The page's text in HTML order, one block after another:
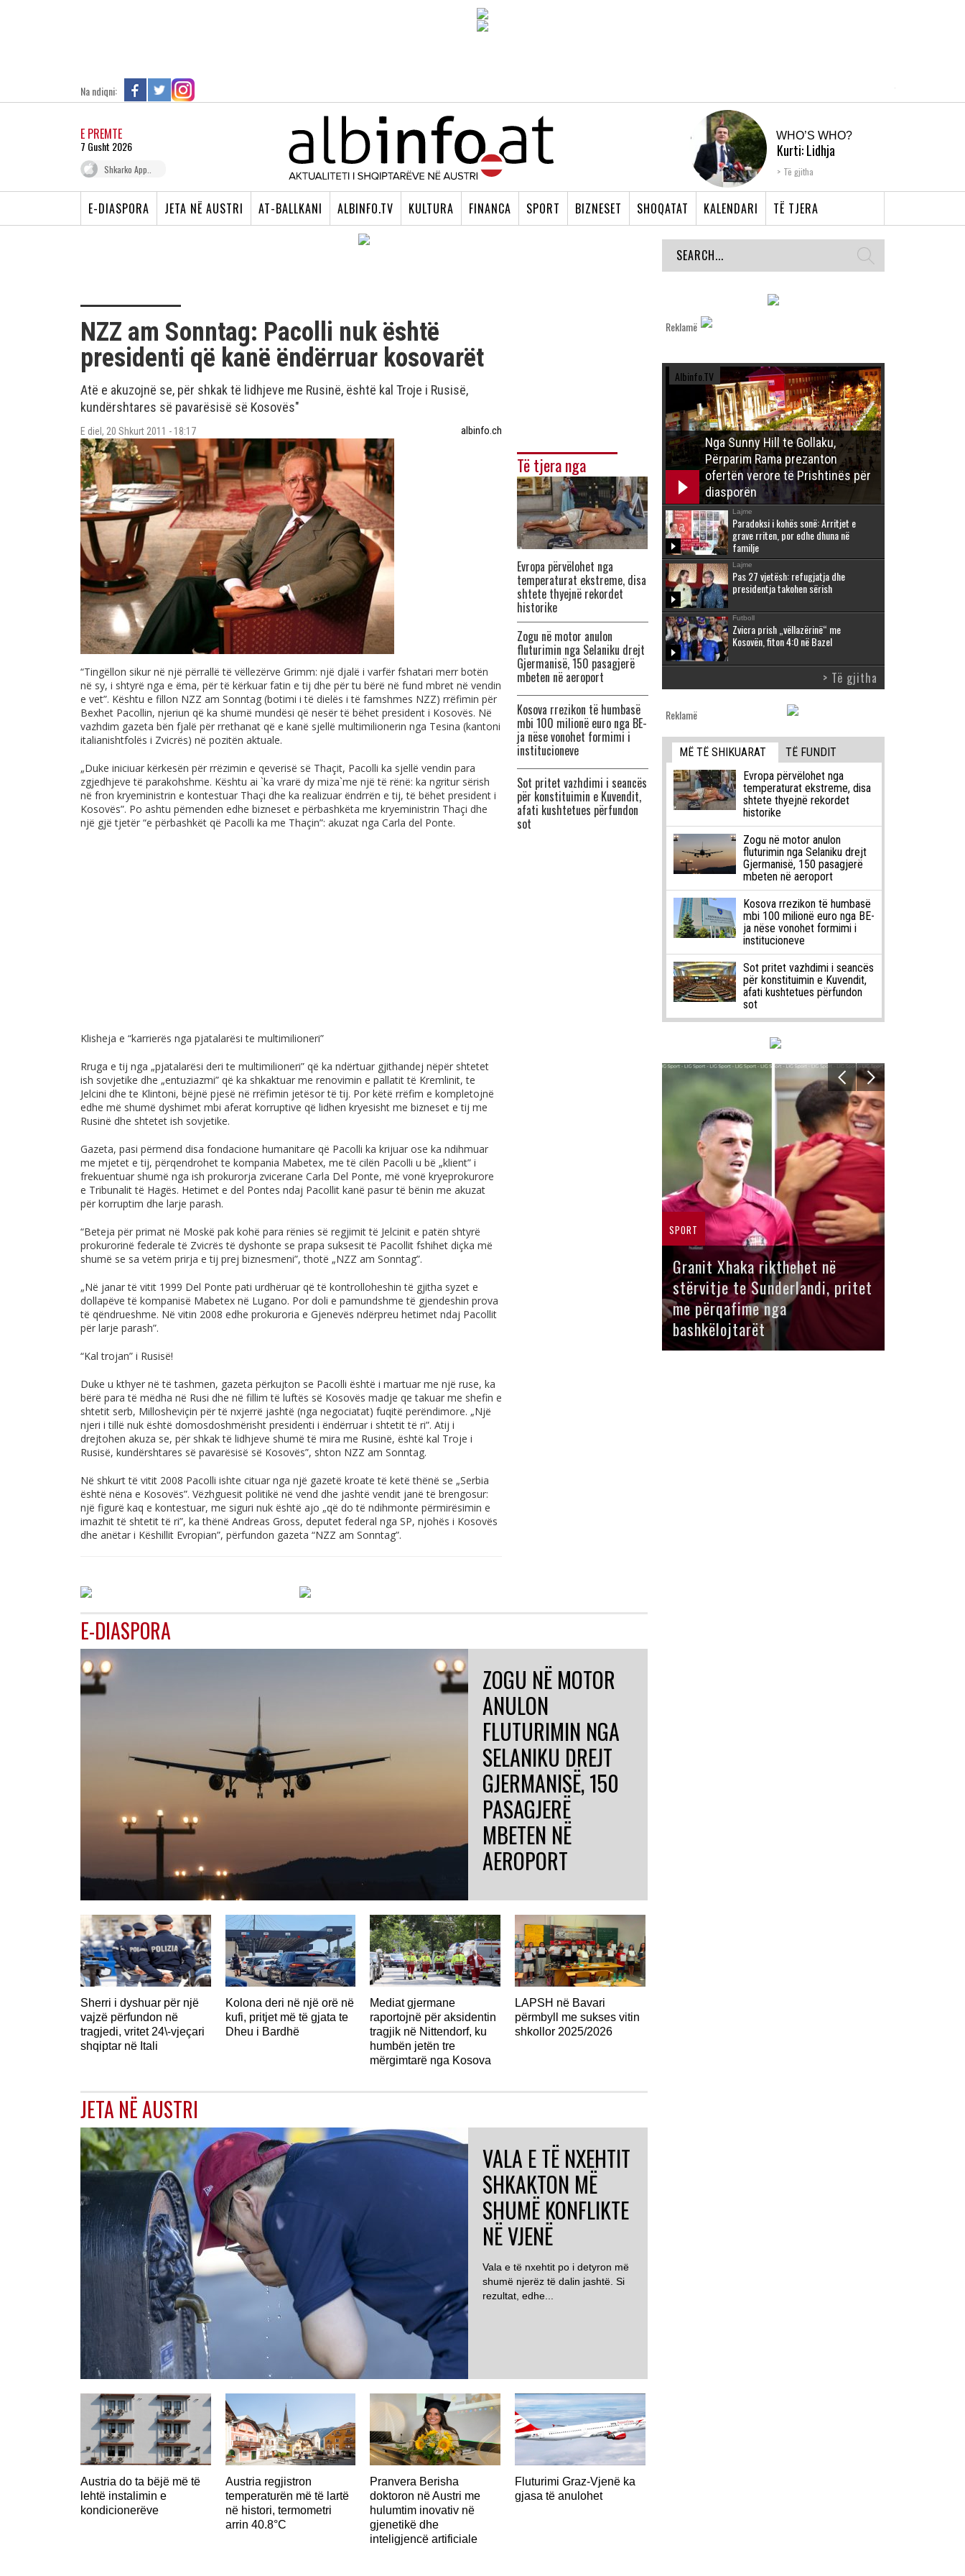
Na ndiqni:
E PREMTE
7 Gusht 2026
Shkarko App..
WHO’S WHO?
Kurti: Lidhja
Shqiptare e Prizrenit,
Të gjitha
E-DIASPORA JETA NË AUSTRI AT-BALLKANI ALBINFO.TV KULTURA FINANCA SPORT BIZNESET SHOQATAT KALENDARI TË TJERA
NZZ am Sonntag: Pacolli nuk është
presidenti që kanë ëndërruar kosovarët
Atë e akuzojnë se, për shkak të lidhjeve me Rusinë, është kal Troje i Rusisë,
kundërshtares së pavarësisë së Kosovës"
E diel, 20 Shkurt 2011 - 18:17 albinfo.ch
“Tingëllon sikur në një përrallë të vëllezërve Grimm: një djalë i varfër fshatari merr botën
në sy, i shtyrë nga e ëma, për të kërkuar fatin e tij dhe për tu bërë në fund mbret në vendin
e vet”. Kështu e fillon NZZ am Sonntag (botimi i të dielës i të famshmes NZZ) rrëfimin për
Bexhet Pacollin, njeriun që ka shumë mundësi që nesër të bëhet president i Kosovës. Në
vazhdim gazeta bën fjalë për rrethanat që e kanë sjellë multimilionerin nga Tesina (kantoni
italianishtfolës i Zvicrës) në pozitën aktuale.
„Duke iniciuar kërkesën për rrëzimin e qeverisë së Thaçit, Pacolli ka sjellë vendin para
zgjedhjeve të parakohshme. Kështu ai `ka vrarë dy miza`me një të rënë: ka ngritur sërish
në fron kryeministrin e kontestuar Thaçi dhe ka realizuar ëndrrën e tij, të bëhet president i
Kosovës”. Po ashtu pëmenden edhe bizneset e përbashkëta me kryeministrin Thaçi dhe
një gjë tjetër “e përbashkët që Pacolli ka me Thaçin”: akuzat nga Carla del Ponte.
Klisheja e “karrierës nga pjatalarësi te multimilioneri”
Rruga e tij nga „pjatalarësi deri te multimilioneri” që ka ndërtuar gjithandej nëpër shtetet
ish sovjetike dhe „entuziazmi” që ka shkaktuar me renovimin e pallatit të Kremlinit, te
Jelcini dhe te Klintoni, bëjnë pjesë në rrëfimin jetësor të tij. Por këtë rrëfim e kompletojnë
edhe më shumë dyshimet mbi aferat korruptive që lidhen kryesisht me bizneset e tij me
Rusinë dhe shtetet ish sovjetike.
Gazeta, pasi përmend disa fondacione humanitare që Pacolli ka krijuar ose ka ndihmuar
me mjetet e tij, përqendrohet te kompania Mabetex, me të cilën Pacolli u bë „klient” i
frekuentuar shumë nga ish prokurorja zvicerane Carla Del Ponte, më vonë kryeprokurore
e Tribunalit të Hagës. Hetimet e del Pontes ndaj Pacollit kanë pasur të bënin me akuzat
për korruptim dhe larje parash.
“Beteja për primat në Moskë pak kohë para rënies së regjimit të Jelcinit e patën shtyrë
prokurorinë federale të Zvicrës të dyshonte se prapa suksesit të Pacollit fshihet diçka më
shumë se sa vetëm prirja e tij prej biznesmeni”, thotë „NZZ am Sonntag”.
„Në janar të vitit 1999 Del Ponte pati urdhëruar që të kontrolloheshin të gjitha syzet e
dollapëve të kompanisë Mabetex në Lugano. Por doli e pamundshme të gjendeshin prova
të qëndrueshme. Në vitin 2008 edhe prokuroria e Gjenevës ndërpreu hetimet ndaj Pacollit
për larje parash”.
“Kal trojan” i Rusisë!
Duke u kthyer në të tashmen, gazeta përkujton se Pacolli është i martuar me një ruse, ka
bërë para të mëdha në Rusi dhe në fillim të luftës së Kosovës madje qe takuar me shefin e
shtetit serb, Millosheviçin për të nxjerrë jashtë (nga negociatat) fuqitë perëndimore. „Një
njeri i tillë nuk është domosdoshmërisht presidenti i ëndërruar i shtetit të ri”. Atij i
drejtohen akuza se, për shkak të lidhjeve shumë të mira me Rusinë, është kal Troje i
Rusisë, kundërshtares së pavarësisë së Kosovës”, shton NZZ am Sonntag.
Në shkurt të vitit 2008 Pacolli ishte cituar nga një gazetë kroate të ketë thënë se „Serbia
është nëna e Kosovës”. Vëzhguesit politikë në vend dhe jashtë vendit janë të brengosur:
një figurë kaq e kontestuar, me siguri nuk është ajo „që do të ndihmonte përmirësimin e
imazhit të shtetit të ri”, ka thënë Andreas Gross, deputet federal nga SP, njohës i Kosovës
dhe anëtar i Këshillit Evropian”, përfundon gazeta “NZZ am Sonntag”.
Të tjera nga
Evropa përvëlohet nga
temperaturat ekstreme, disa
shtete thyejnë rekordet
historike
Zogu në motor anulon
fluturimin nga Selaniku drejt
Gjermanisë, 150 pasagjerë
mbeten në aeroport
Kosova rrezikon të humbasë
mbi 100 milionë euro nga BE-
ja nëse vonohet formimi i
institucioneve
Sot pritet vazhdimi i seancës
për konstituimin e Kuvendit,
afati kushtetues përfundon
sot
E-DIASPORA
ZOGU NË MOTOR
ANULON
FLUTURIMIN NGA
SELANIKU DREJT
GJERMANISË, 150
PASAGJERË
MBETEN NË
AEROPORT
Sherri i dyshuar për një
vajzë përfundon në
tragjedi, vritet 24\-vjeçari
shqiptar në Itali
Kolona deri në një orë në
kufi, pritjet më të gjata te
Dheu i Bardhë
Mediat gjermane
raportojnë për aksidentin
tragjik në Nittendorf, ku
humbën jetën tre
mërgimtarë nga Kosova
LAPSH në Bavari
përmbyll me sukses vitin
shkollor 2025/2026
JETA NË AUSTRI
VALA E TË NXEHTIT
SHKAKTON MË
SHUMË KONFLIKTE
NË VJENË
Vala e të nxehtit po i detyron më
shumë njerëz të dalin jashtë. Si
rezultat, edhe...
Austria do ta bëjë më të
lehtë instalimin e
kondicionerëve
Austria regjistron
temperaturën më të lartë
në histori, termometri
arrin 40.8°C
Pranvera Berisha
doktoron në Austri me
hulumtim inovativ në
gjenetikë dhe
inteligjencë artificiale
Fluturimi Graz-Vjenë ka
gjasa të anulohet
Reklamë
Albinfo.TV
Nga Sunny Hill te Gollaku,
Përparim Rama prezanton
ofertën verore të Prishtinës për
diasporën
Lajme
Paradoksi i kohës sonë: Arritjet e
grave rriten, por edhe dhuna në
familje
Lajme
Pas 27 vjetësh: refugjatja dhe
presidentja takohen sërish
Futboll
Zvicra prish „vëllazërinë“ me
Kosovën, fiton 4:0 në Bazel
> Të gjitha
Reklamë
MË TË SHIKUARAT
TË FUNDIT
Evropa përvëlohet nga
temperaturat ekstreme, disa
shtete thyejnë rekordet
historike
Zogu në motor anulon
fluturimin nga Selaniku drejt
Gjermanisë, 150 pasagjerë
mbeten në aeroport
Kosova rrezikon të humbasë
mbi 100 milionë euro nga BE-
ja nëse vonohet formimi i
institucioneve
Sot pritet vazhdimi i seancës
për konstituimin e Kuvendit,
afati kushtetues përfundon
sot
SPORT
Granit Xhaka rikthehet në
stërvitje te Sunderlandi, pritet
me përqafime nga
bashkëlojtarët